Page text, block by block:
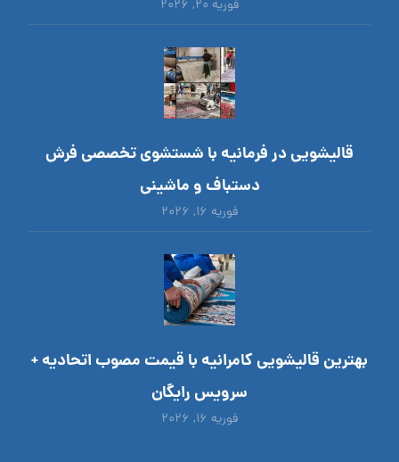
فوریه ۲۰, ۲۰۲۶
قالیشویی در فرمانیه با شستشوی تخصصی فرش
دستباف و ماشینی
فوریه ۱۶, ۲۰۲۶
بهترین قالیشویی کامرانیه با قیمت مصوب اتحادیه +
سرویس رایگان
فوریه ۱۶, ۲۰۲۶